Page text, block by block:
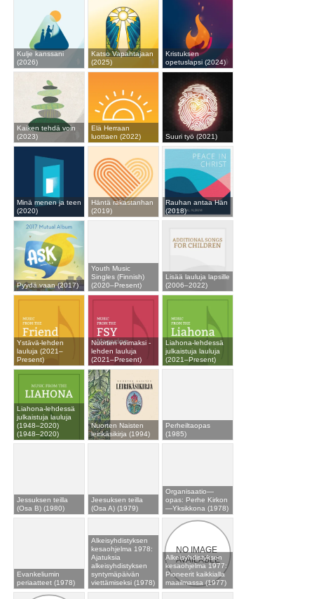
Kulje kanssani
(2026)
Katso Vapahtajaan
(2025)
Kristuksen
opetuslapsi (2024)
Kaiken tehdä voin
(2023)
Elä Herraan
luottaen (2022)
Suuri työ (2021)
Minä menen ja teen
(2020)
Häntä rakastanhan
(2019)
Rauhan antaa Hän
(2018)
Pyydä vaan (2017)
Youth Music
Singles (Finnish)
(2020–Present)
Lisää lauluja lapsille
(2006–2022)
Ystävä-lehden
lauluja (2021–
Present)
Nuorten voimaksi -
lehden lauluja
(2021–Present)
Liahona-lehdessä
julkaistuja lauluja
(2021–Present)
Liahona-lehdessä
julkaistuja lauluja
(1948–2020)
(1948–2020)
Nuorten Naisten
leirikäsikirja (1994)
Perheiltaopas
(1985)
Jessuksen teilla
(Osa B) (1980)
Jeesuksen teilla
(Osa A) (1979)
Organisaatio—
opas: Perhe Kirkon
—Yksikkona (1978)
Evankeliumin
periaatteet (1978)
Alkeisyhdistyksen
kesaohjelma 1978:
Ajatuksia
alkeisyhdistyksen
syntymäpäivän
viettämiseksi (1978)
Alkeisyhdistyksen
kesaohjelma 1977:
Pioneerit kaikkialla
maailmassa (1977)